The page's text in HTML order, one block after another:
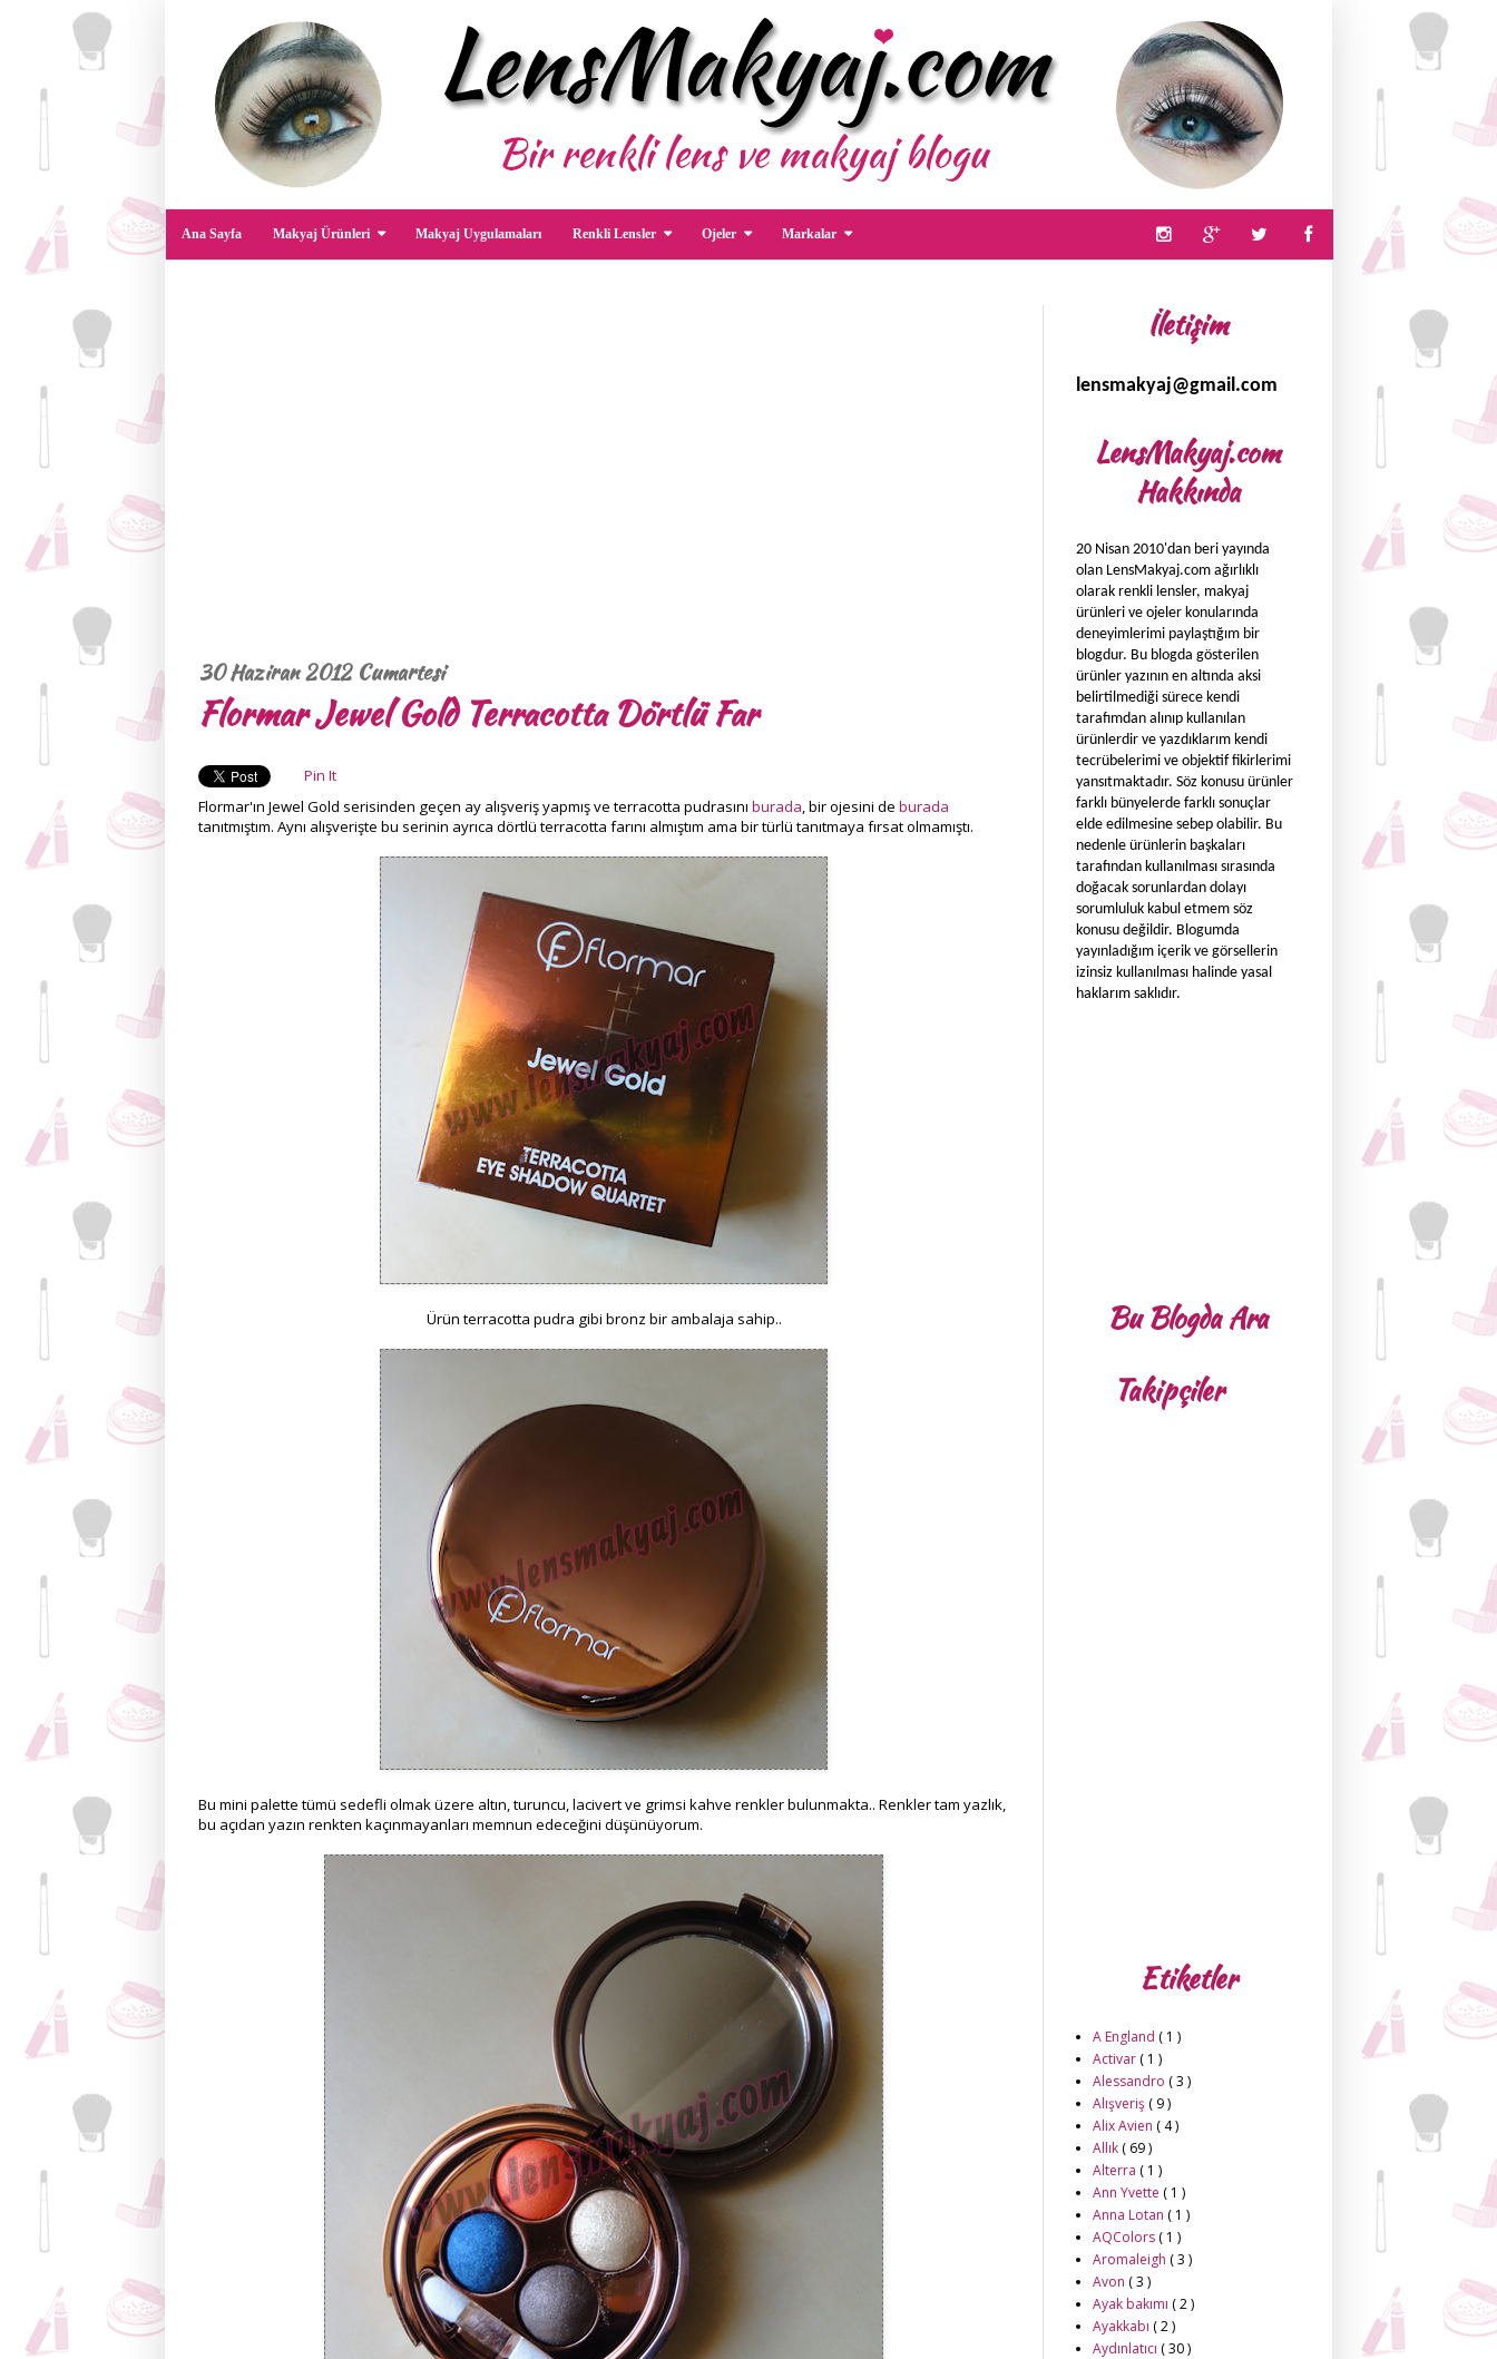
Ana Sayfa Makyaj Ürünleri Makyaj Uygulamaları Renkli Lensler Ojeler Markalar
30 Haziran 2012 Cumartesi
Flormar Jewel Gold Terracotta Dörtlü Far
Pin It
Flormar'ın Jewel Gold serisinden geçen ay alışveriş yapmış ve terracotta pudrasını burada, bir ojesini de burada
tanıtmıştım. Aynı alışverişte bu serinin ayrıca dörtlü terracotta farını almıştım ama bir türlü tanıtmaya fırsat olmamıştı.
Ürün terracotta pudra gibi bronz bir ambalaja sahip..
Bu mini palette tümü sedefli olmak üzere altın, turuncu, lacivert ve grimsi kahve renkler bulunmakta.. Renkler tam yazlık,
bu açıdan yazın renkten kaçınmayanları memnun edeceğini düşünüyorum.
İletişim
lensmakyaj@gmail.com
LensMakyaj.com
Hakkında
20 Nisan 2010'dan beri yayında
olan LensMakyaj.com ağırlıklı
olarak renkli lensler, makyaj
ürünleri ve ojeler konularında
deneyimlerimi paylaştığım bir
blogdur. Bu blogda gösterilen
ürünler yazının en altında aksi
belirtilmediği sürece kendi
tarafımdan alınıp kullanılan
ürünlerdir ve yazdıklarım kendi
tecrübelerimi ve objektif fikirlerimi
yansıtmaktadır. Söz konusu ürünler
farklı bünyelerde farklı sonuçlar
elde edilmesine sebep olabilir. Bu
nedenle ürünlerin başkaları
tarafından kullanılması sırasında
doğacak sorunlardan dolayı
sorumluluk kabul etmem söz
konusu değildir. Blogumda
yayınladığım içerik ve görsellerin
izinsiz kullanılması halinde yasal
haklarım saklıdır.
Bu Blogda Ara
Takipçiler
Etiketler
A England ( 1 )
Activar ( 1 )
Alessandro ( 3 )
Alışveriş ( 9 )
Alix Avien ( 4 )
Allık ( 69 )
Alterra ( 1 )
Ann Yvette ( 1 )
Anna Lotan ( 1 )
AQColors ( 1 )
Aromaleigh ( 3 )
Avon ( 3 )
Ayak bakımı ( 2 )
Ayakkabı ( 2 )
Aydınlatıcı ( 30 )